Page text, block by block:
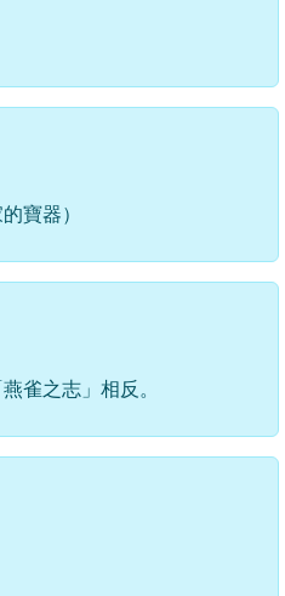
寶器）
雀之志」相反。